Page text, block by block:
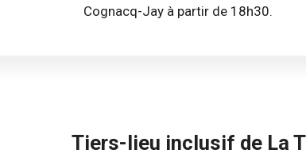
Cognacq-Jay à partir de 18h30.
Tiers-lieu inclusif de La